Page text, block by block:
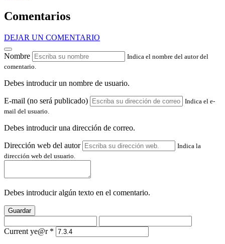
Comentarios
DEJAR UN COMENTARIO
Nombre
Indica el nombre del autor del
comentario.
Debes introducir un nombre de usuario.
E-mail (no será publicado)
Indica el e-
mail del usuario.
Debes introducir una dirección de correo.
Dirección web del autor
Indica la
dirección web del usuario.
Debes introducir algún texto en el comentario.
Guardar
Current ye@r *